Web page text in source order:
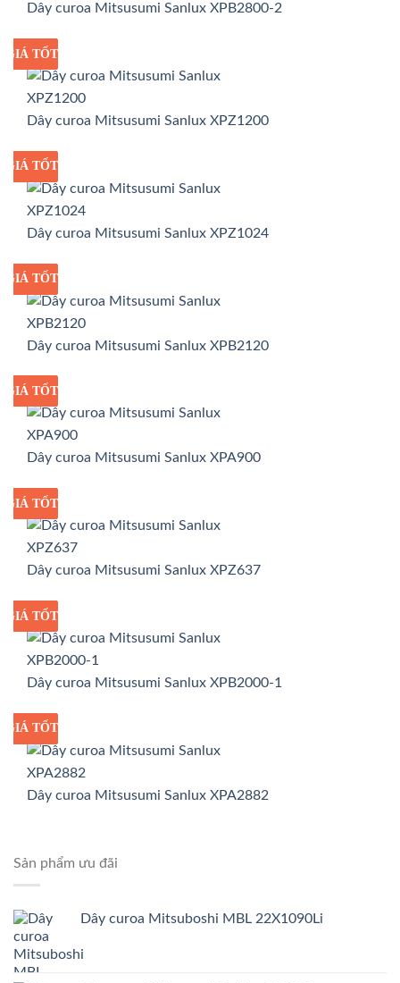
Dây curoa Mitsusumi Sanlux XPB2800-2
GIÁ SỈ
GIÁ TỐT
Dây curoa Mitsusumi Sanlux XPZ1200
GIÁ SỈ
GIÁ TỐT
Dây curoa Mitsusumi Sanlux XPZ1024
GIÁ SỈ
GIÁ TỐT
Dây curoa Mitsusumi Sanlux XPB2120
GIÁ SỈ
GIÁ TỐT
Dây curoa Mitsusumi Sanlux XPA900
GIÁ SỈ
GIÁ TỐT
Dây curoa Mitsusumi Sanlux XPZ637
GIÁ SỈ
GIÁ TỐT
Dây curoa Mitsusumi Sanlux XPB2000-1
GIÁ SỈ
GIÁ TỐT
Dây curoa Mitsusumi Sanlux XPA2882
Sản phẩm ưu đãi
Dây curoa Mitsuboshi MBL 22X1090Li